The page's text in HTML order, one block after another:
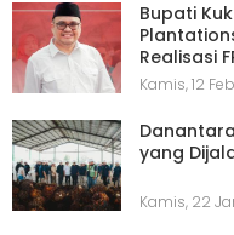
Bupati
Realisasi
Kamis, 12
yang
Kamis, 22